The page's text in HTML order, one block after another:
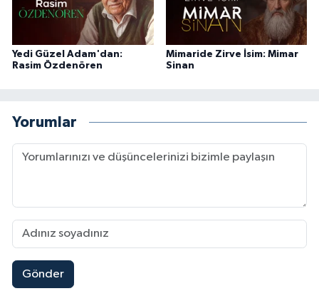
Yedi Güzel Adam'dan:
Rasim Özdenören
Mimaride Zirve İsim: Mimar
Sinan
Yorumlar
Gönder
Sivas Müftülüğü
Şanlıurfa Müftülüğü
Tekirdağ Müftülüğü
Tokat Müftülüğü
Uşak Müftülüğü